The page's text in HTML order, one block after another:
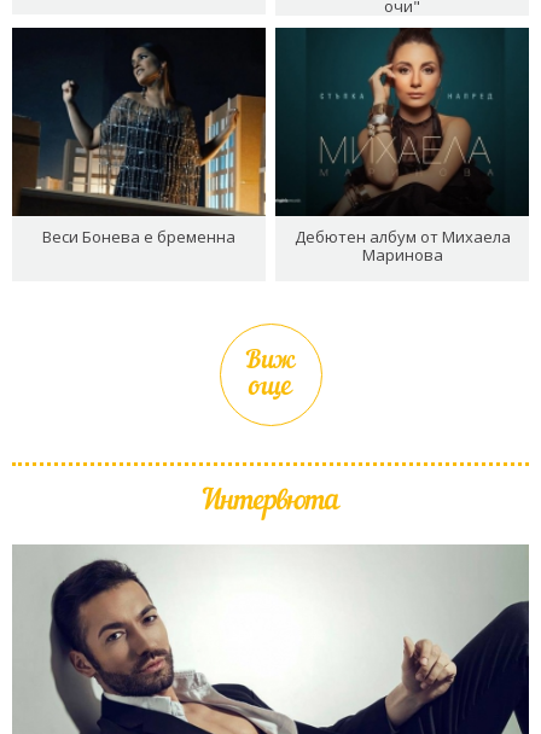
очи"
Веси Бонева е бременна
Дебютен албум от Михаела
Маринова
Виж
още
Интервюта